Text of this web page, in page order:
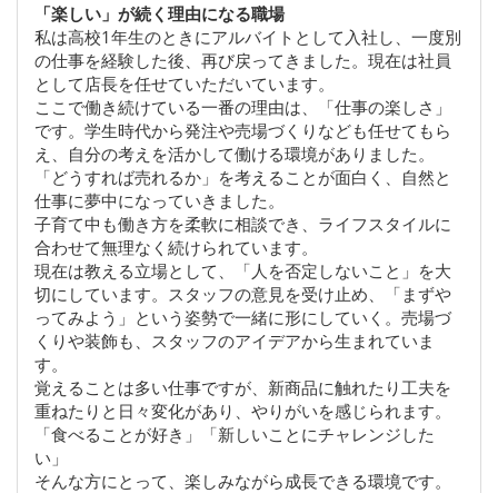
「楽しい」が続く理由になる職場
私は高校1年生のときにアルバイトとして入社し、一度別
の仕事を経験した後、再び戻ってきました。現在は社員
として店長を任せていただいています。
ここで働き続けている一番の理由は、「仕事の楽しさ」
です。学生時代から発注や売場づくりなども任せてもら
え、自分の考えを活かして働ける環境がありました。
「どうすれば売れるか」を考えることが面白く、自然と
仕事に夢中になっていきました。
子育て中も働き方を柔軟に相談でき、ライフスタイルに
合わせて無理なく続けられています。
現在は教える立場として、「人を否定しないこと」を大
切にしています。スタッフの意見を受け止め、「まずや
ってみよう」という姿勢で一緒に形にしていく。売場づ
くりや装飾も、スタッフのアイデアから生まれていま
す。
覚えることは多い仕事ですが、新商品に触れたり工夫を
重ねたりと日々変化があり、やりがいを感じられます。
「食べることが好き」「新しいことにチャレンジした
い」
そんな方にとって、楽しみながら成長できる環境です。